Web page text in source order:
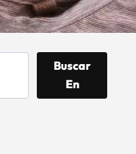
Buscar
En